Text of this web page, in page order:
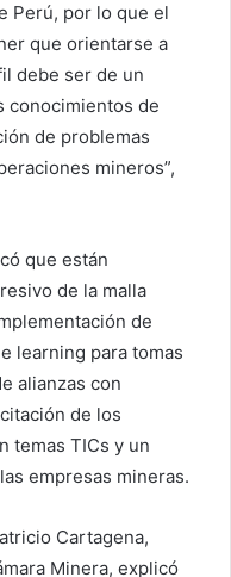
Perú, por lo que el
que orientarse a
debe ser de un
conocimientos de
de problemas
mineros”,
que están
de la malla
de
learning para tomas
alianzas con
de los
temas TICs y un
empresas mineras.
Cartagena,
Minera, explicó